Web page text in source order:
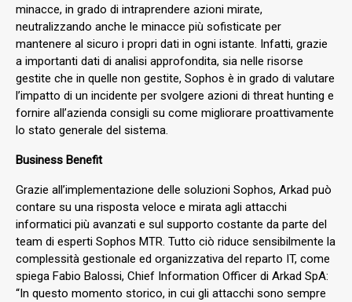
minacce, in grado di intraprendere azioni mirate,
neutralizzando anche le minacce più sofisticate per
mantenere al sicuro i propri dati in ogni istante. Infatti, grazie
a importanti dati di analisi approfondita, sia nelle risorse
gestite che in quelle non gestite, Sophos è in grado di valutare
l’impatto di un incidente per svolgere azioni di threat hunting e
fornire all’azienda consigli su come migliorare proattivamente
lo stato generale del sistema.
Business Benefit
Grazie all’implementazione delle soluzioni Sophos, Arkad può
contare su una risposta veloce e mirata agli attacchi
informatici più avanzati e sul supporto costante da parte del
team di esperti Sophos MTR. Tutto ciò riduce sensibilmente la
complessità gestionale ed organizzativa del reparto IT, come
spiega Fabio Balossi, Chief Information Officer di Arkad SpA:
“In questo momento storico, in cui gli attacchi sono sempre